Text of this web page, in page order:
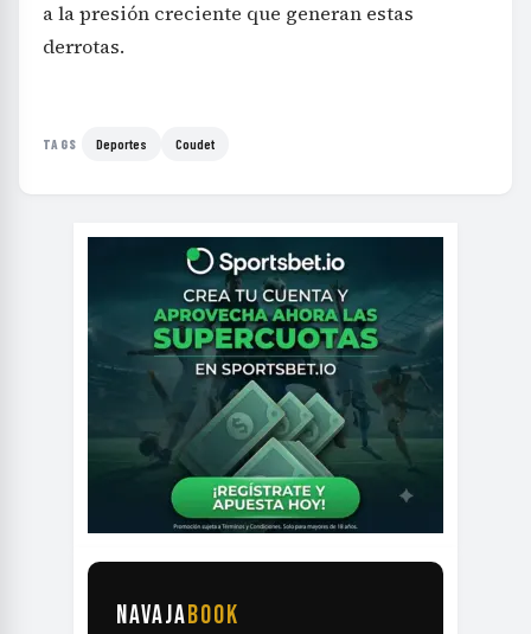
a la presión creciente que generan estas
derrotas.
TAGS Deportes Coudet
NAVAJABOOK